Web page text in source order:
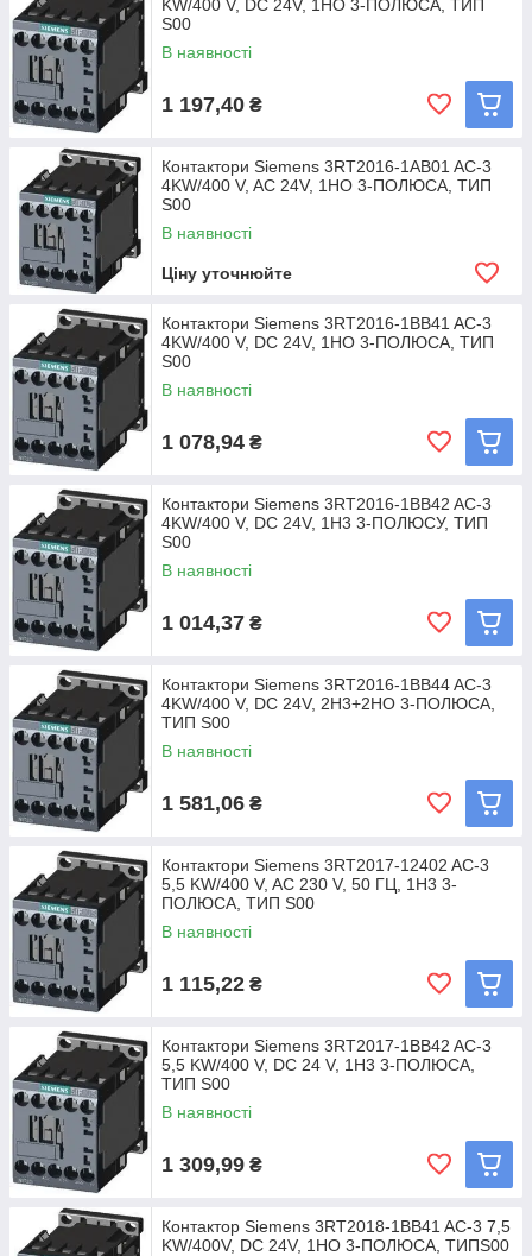
KW/400 V, DC 24V, 1НO 3-ПОЛЮСА, ТИП
S00
В наявності
1 197,40 ₴
Контактори Siemens 3RT2016-1AB01 AC-3
4KW/400 V, AC 24V, 1НO 3-ПОЛЮСА, ТИП
S00
В наявності
Ціну уточнюйте
Контактори Siemens 3RT2016-1BB41 AC-3
4KW/400 V, DC 24V, 1НO 3-ПОЛЮСА, ТИП
S00
В наявності
1 078,94 ₴
Контактори Siemens 3RT2016-1BB42 AC-3
4KW/400 V, DC 24V, 1Н3 3-ПОЛЮСУ, ТИП
S00
В наявності
1 014,37 ₴
Контактори Siemens 3RT2016-1BB44 AC-3
4KW/400 V, DC 24V, 2Н3+2HO 3-ПОЛЮСА,
ТИП S00
В наявності
1 581,06 ₴
Контактори Siemens 3RT2017-12402 AC-3
5,5 KW/400 V, AC 230 V, 50 ГЦ, 1Н3 3-
ПОЛЮСА, ТИП S00
В наявності
1 115,22 ₴
Контактори Siemens 3RT2017-1BB42 AC-3
5,5 KW/400 V, DC 24 V, 1Н3 3-ПОЛЮСА,
ТИП S00
В наявності
1 309,99 ₴
Контактор Siemens 3RT2018-1BB41 AC-3 7,5
KW/400V, DC 24V, 1НO 3-ПОЛЮСА, ТИПS00